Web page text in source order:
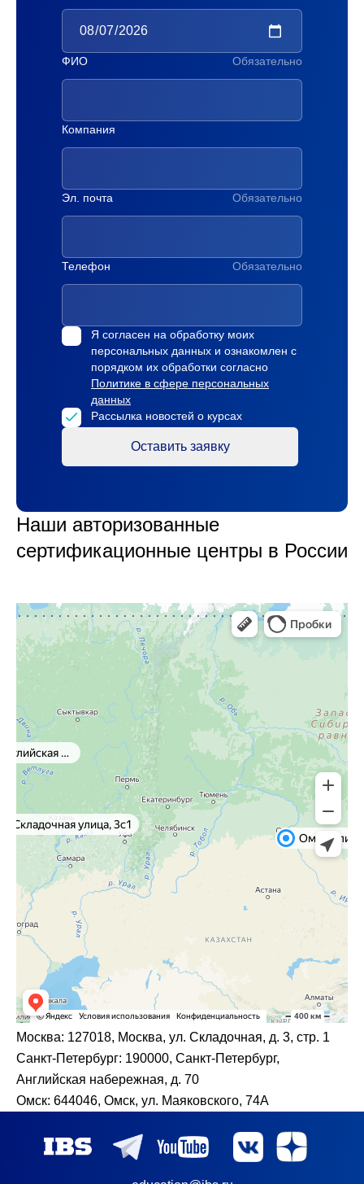
ФИО Обязательно
Компания
Эл. почта Обязательно
Телефон Обязательно
Я согласен на обработку моих
персональных данных и ознакомлен с
порядком их обработки согласно
Политике в сфере персональных
данных
Рассылка новостей о курсах
Оставить заявку
Наши авторизованные
сертификационные центры в России
Москва: 127018, Москва, ул. Складочная, д. 3, стр. 1
Санкт-Петербург: 190000, Санкт-Петербург,
Английская набережная, д. 70
Омск: 644046, Омск, ул. Маяковского, 74А